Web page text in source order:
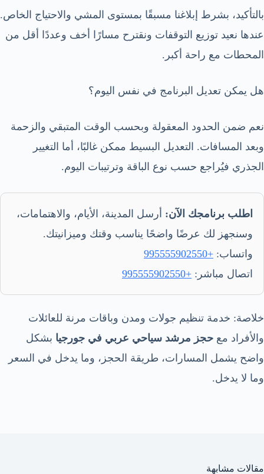
بالتأكيد، بشرط إبلاغنا مسبقًا بمستوى المشي والاحتياج الخاص.
عندها نعيد توزيع التوقفات ونقترح مسارًا أخف وعددًا أقل من
المحطات مع راحة أكبر.
هل يمكن تعديل البرنامج في نفس اليوم؟
نعم ضمن الحدود المعقولة وبحسب الوقت المتبقي والزحمة
وبعد المسافات. التعديل البسيط ممكن غالبًا، أما التغيير
الجذري فيُراجع حسب نوع الباقة وترتيبات اليوم.
اطلب برنامجك الآن: أرسل المدينة، الأيام، والاهتمامات،
وسنجهز لك عرضًا واضحًا يناسب وقتك وميزانيتك.
واتساب: +995555902550
اتصال مباشر: +995555902550
خلاصة: خدمة تنظيم جولات ومدن وباقات مرنة للعائلات
والأفراد مع حجز مرشد سياحي عربي في جورجيا بشكل
واضح يشمل المسارات، طريقة الحجز، وما يدخل في السعر
وما لا يدخل.
مقالات مشابهة